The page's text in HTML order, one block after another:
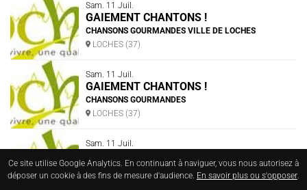
Ce site utilise Google Analytics. En continuant à naviguer, vous nous autorisez à
déposer un cookie à des fins de mesure d'audience. En savoir plus ou s'opposer.
Sam. 11 Juil.
GAIEMENT CHANTONS !
CHANSONS GOURMANDES VILLE DE LOCHES
LOCHES (37)
Sam. 11 Juil.
GAIEMENT CHANTONS !
CHANSONS GOURMANDES
LOCHES (37)
Sam. 11 Juil.
CHANSONS GOURMANDES